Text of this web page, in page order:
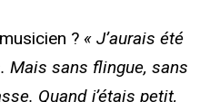
? « J’aurais été
Mais sans flingue, sans
Quand j’étais petit,